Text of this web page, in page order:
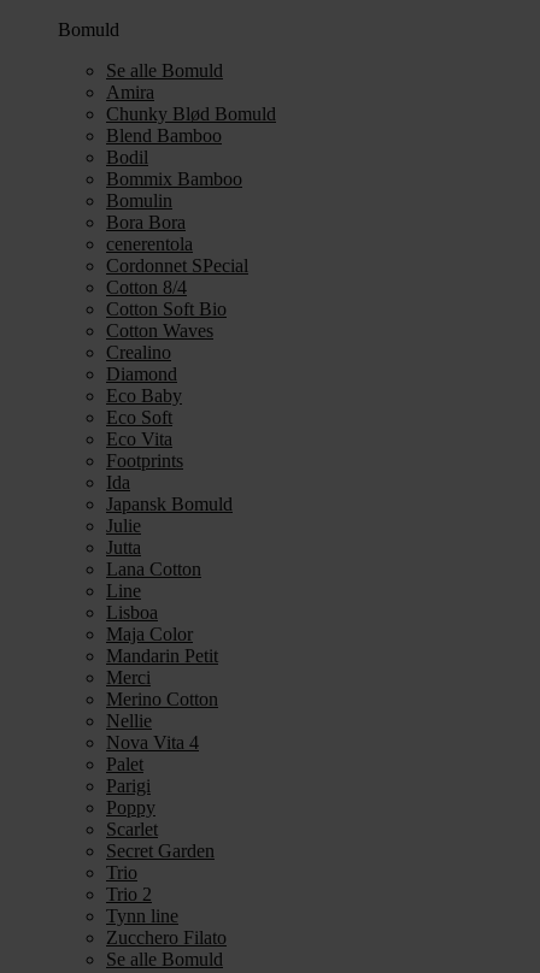
Bomuld
Se alle Bomuld
Amira
Chunky Blød Bomuld
Blend Bamboo
Bodil
Bommix Bamboo
Bomulin
Bora Bora
cenerentola
Cordonnet SPecial
Cotton 8/4
Cotton Soft Bio
Cotton Waves
Crealino
Diamond
Eco Baby
Eco Soft
Eco Vita
Footprints
Ida
Japansk Bomuld
Julie
Jutta
Lana Cotton
Line
Lisboa
Maja Color
Mandarin Petit
Merci
Merino Cotton
Nellie
Nova Vita 4
Palet
Parigi
Poppy
Scarlet
Secret Garden
Trio
Trio 2
Tynn line
Zucchero Filato
Se alle Bomuld